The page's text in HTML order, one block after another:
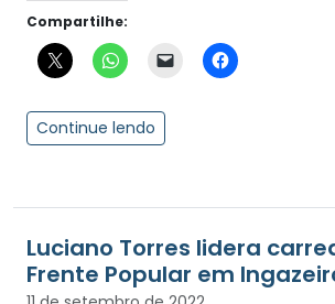
Compartilhe:
Continue lendo
Luciano Torres lidera
Frente Popular em